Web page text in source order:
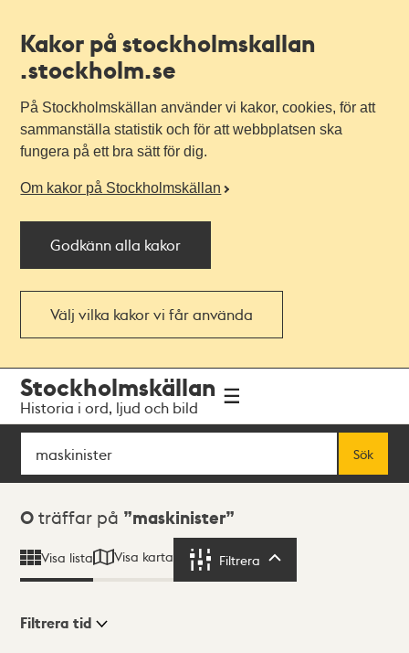
Kakor på stockholmskallan
.stockholm.se
På Stockholmskällan använder vi kakor, cookies, för att
sammanställa statistik och för att webbplatsen ska
fungera på ett bra sätt för dig.
Om kakor på Stockholmskällan
Godkänn alla kakor
Välj vilka kakor vi får använda
navigationen
huvudinnehållet
Stockholmskällan
Historia i ord, ljud och bild
Sök
Sök
Sökresultat
0 träffar på maskinister
Visa lista Visa karta Filtrera
Filtrera tid